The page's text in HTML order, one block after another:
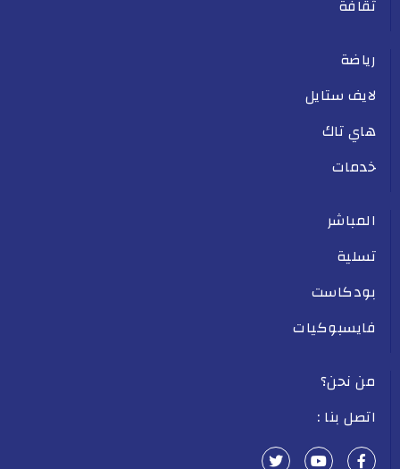
ثقافة
رياضة
لايف ستايل
هاي تاك
خدمات
المباشر
تسلية
بودكاست
فايسبوكيات
من نحن؟
اتصل بنا :